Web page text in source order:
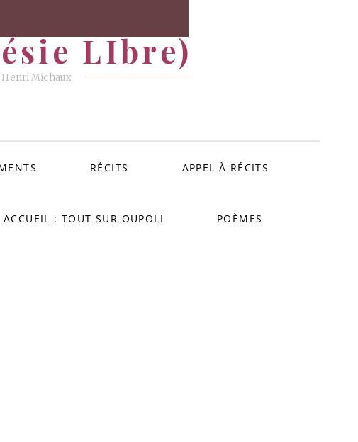
LIbre)
Michaux
RÉCITS APPEL À RÉCITS
ACCUEIL : TOUT SUR OUPOLI POÈMES